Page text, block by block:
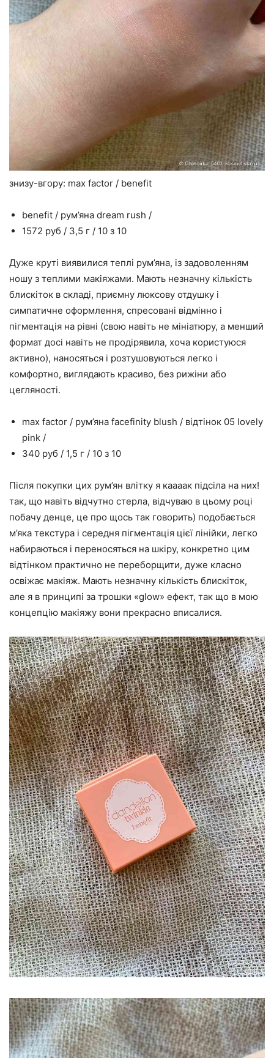
знизу-вгору: max factor / benefit
benefit / рум’яна dream rush /
1572 руб / 3,5 г / 10 з 10
Дуже круті виявилися теплі рум’яна, із задоволенням
ношу з теплими макіяжами. Мають незначну кількість
блискіток в складі, приємну люксову отдушку і
симпатичне оформлення, спресовані відмінно і
пігментація на рівні (свою навіть не мініатюру, а менший
формат досі навіть не продірявила, хоча користуюся
активно), наносяться і розтушовуються легко і
комфортно, виглядають красиво, без рижіни або
цегляності.
max factor / рум’яна facefinity blush / відтінок 05 lovely
pink /
340 руб / 1,5 г / 10 з 10
Після покупки цих рум’ян влітку я каааак підсіла на них!
так, що навіть відчутно стерла, відчуваю в цьому році
побачу денце, це про щось так говорить) подобається
м’яка текстура і середня пігментація цієї лінійки, легко
набираються і переносяться на шкіру, конкретно цим
відтінком практично не переборщити, дуже класно
освіжає макіяж. Мають незначну кількість блискіток,
але я в принципі за трошки «glow» ефект, так що в мою
концепцію макіяжу вони прекрасно вписалися.